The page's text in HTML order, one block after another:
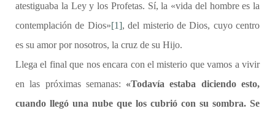
atestiguaba la Ley y los Profetas. Sí, la «vida del hombre es la
contemplación de Dios»[1], del misterio de Dios, cuyo centro
es su amor por nosotros, la cruz de su Hijo.
Llega el final que nos encara con el misterio que vamos a vivir
en las próximas semanas: «Todavía estaba diciendo esto,
cuando llegó una nube que los cubrió con su sombra. Se